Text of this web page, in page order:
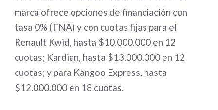
marca ofrece opciones de financiación con
tasa 0% (TNA) y con cuotas fijas para el
Renault Kwid, hasta $10.000.000 en 12
cuotas; Kardian, hasta $13.000.000 en 12
cuotas; y para Kangoo Express, hasta
$12.000.000 en 18 cuotas.